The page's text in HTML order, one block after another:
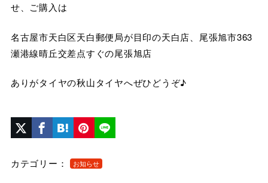
せ、ご購入は
名古屋市天白区天白郵便局が目印の天白店、尾張旭市363
瀬港線晴丘交差点すぐの尾張旭店
ありがタイヤの秋山タイヤへぜひどうぞ♪
カテゴリー： お知らせ